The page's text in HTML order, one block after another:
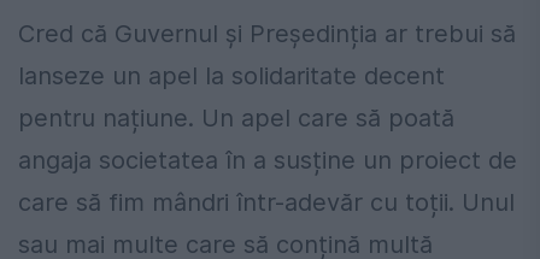
Cred că Guvernul și Președinția ar trebui să
lanseze un apel la solidaritate decent
pentru națiune. Un apel care să poată
angaja societatea în a susține un proiect de
care să fim mândri într-adevăr cu toții. Unul
sau mai multe care să conțină multă